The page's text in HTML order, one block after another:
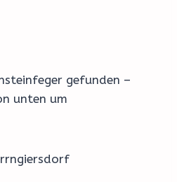
gefunden –
unten um